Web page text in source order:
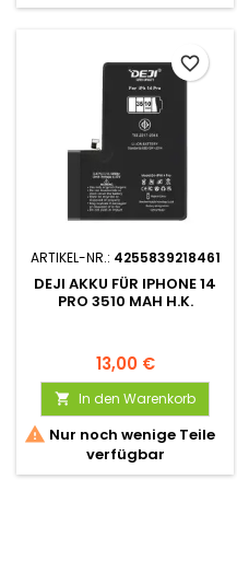
ARTIKEL-NR.: 4255839218461
DEJI AKKU FÜR IPHONE 14
PRO 3510 MAH H.K.
13,00 €
 In den Warenkorb
 Nur noch wenige Teile
verfügbar
favorite_border